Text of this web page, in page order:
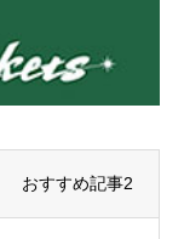
おすすめ記事2